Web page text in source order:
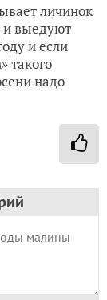
личинок
и выедуют
и если
такого
надо